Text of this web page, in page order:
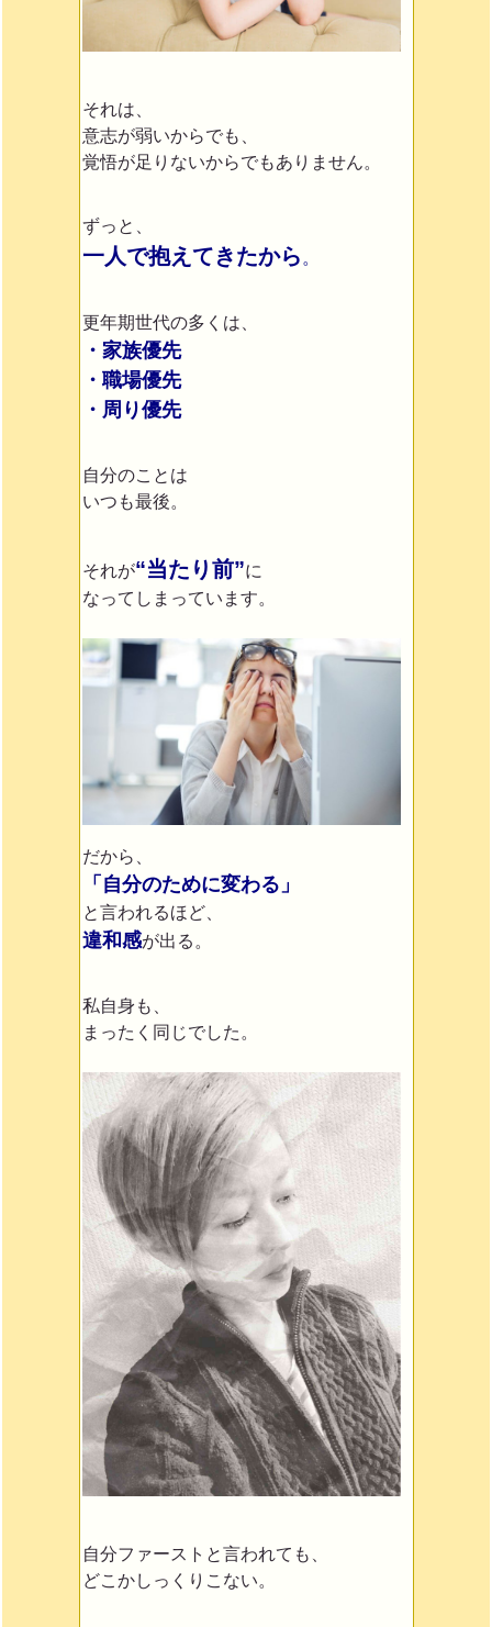
それは、
意志が弱いからでも、
覚悟が足りないからでもありません。
ずっと、
一人で抱えてきたから。
更年期世代の多くは、
・家族優先
・職場優先
・周り優先
自分のことは
いつも最後。
それが“当たり前”に
なってしまっています。
だから、
「自分のために変わる」
と言われるほど、
違和感が出る。
私自身も、
まったく同じでした。
自分ファーストと言われても、
どこかしっくりこない。